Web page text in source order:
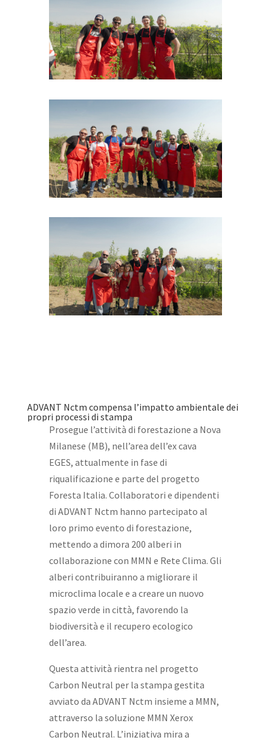
ADVANT Nctm compensa l’impatto ambientale dei
propri processi di stampa
Prosegue l’attività di forestazione a Nova
Milanese (MB), nell’area dell’ex cava
EGES, attualmente in fase di
riqualificazione e parte del progetto
Foresta Italia. Collaboratori e dipendenti
di ADVANT Nctm hanno partecipato al
loro primo evento di forestazione,
mettendo a dimora 200 alberi in
collaborazione con MMN e Rete Clima. Gli
alberi contribuiranno a migliorare il
microclima locale e a creare un nuovo
spazio verde in città, favorendo la
biodiversità e il recupero ecologico
dell’area.
Questa attività rientra nel progetto
Carbon Neutral per la stampa gestita
avviato da ADVANT Nctm insieme a MMN,
attraverso la soluzione MMN Xerox
Carbon Neutral. L’iniziativa mira a